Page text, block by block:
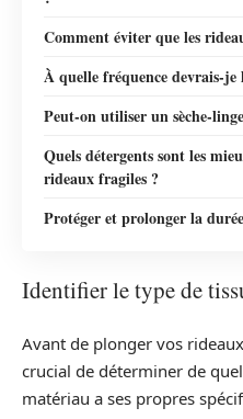
Comment éviter que les
À quelle fréquence devrais-je
Peut-on utiliser un sèche-
Quels détergents sont les
rideaux fragiles ?
Protéger et prolonger la
Identifier le type de
Avant de plonger vos
crucial de déterminer de
matériau a ses propres